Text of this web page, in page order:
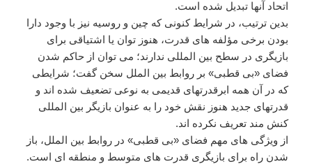
اتحاد آنها تبدیل شده است.
بدین ترتیب، در شرایط کنونی که چین و روسیه نیز با وجود دارا
بودن برخی مؤلفه های قدرت، هنوز توان یا اشتیاقی برای
بازیگری در سطح بین المللی ندارند؛ می توان از حاکم شدن
فضای «بی قطبی» بر روابط بین الملل سخن گفت؛ شرایطی
که در آن همه ابرقدرتهای قدیمی به نوعی تضعیف شده اند و
قدرتهای جدید هنوز نقش خود را به عنوان بازیگر بین المللی
کنش مند تعریف نکرده اند.
از ویژگی های مهم فضای «بی قطبی» در روابط بین الملل، باز
شدن راه برای بازیگری قدرت های متوسط و منطقه ای است.